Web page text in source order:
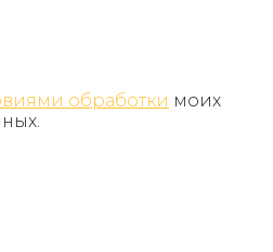
обработки моих